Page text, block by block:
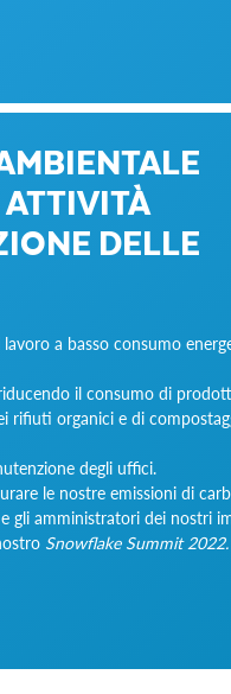
DELLE
a basso consumo
il consumo di
rifiuti organici e di
degli uffici.
le nostre emissioni di
gli amministratori dei nostri
Snowflake Summit 2022.